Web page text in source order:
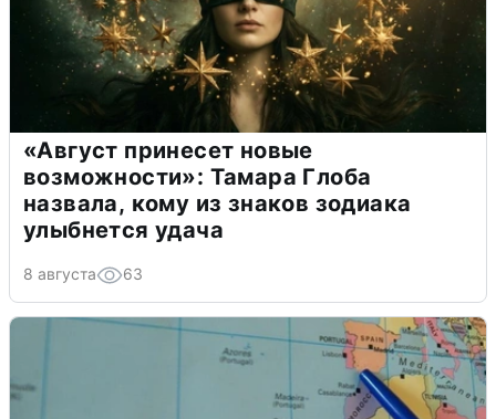
«Август принесет новые
возможности»: Тамара Глоба
назвала, кому из знаков зодиака
улыбнется удача
8 августа 63